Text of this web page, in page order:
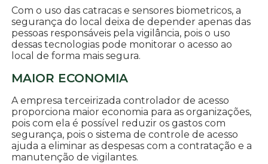
Com o uso das catracas e sensores biometricos, a
segurança do local deixa de depender apenas das
pessoas responsáveis pela vigilância, pois o uso
dessas tecnologias pode monitorar o acesso ao
local de forma mais segura.
MAIOR ECONOMIA
A empresa terceirizada controlador de acesso
proporciona maior economia para as organizações,
pois com ela é possível reduzir os gastos com
segurança, pois o sistema de controle de acesso
ajuda a eliminar as despesas com a contratação e a
manutenção de vigilantes.